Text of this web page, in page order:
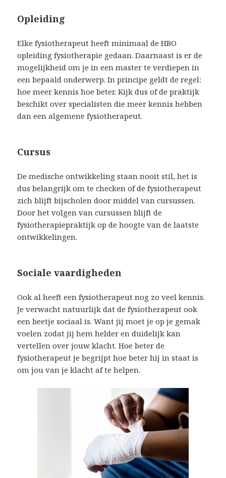
Opleiding
Elke fysiotherapeut heeft minimaal de HBO
opleiding fysiotherapie gedaan. Daarnaast is er de
mogelijkheid om je in een master te verdiepen in
een bepaald onderwerp. In principe geldt de regel:
hoe meer kennis hoe beter. Kijk dus of de praktijk
beschikt over specialisten die meer kennis hebben
dan een algemene fysiotherapeut.
Cursus
De medische ontwikkeling staan nooit stil, het is
dus belangrijk om te checken of de fysiotherapeut
zich blijft bijscholen door middel van cursussen.
Door het volgen van cursussen blijft de
fysiotherapiepraktijk op de hoogte van de laatste
ontwikkelingen.
Sociale vaardigheden
Ook al heeft een fysiotherapeut nog zo veel kennis.
Je verwacht natuurlijk dat de fysiotherapeut ook
een beetje sociaal is. Want jij moet je op je gemak
voelen zodat jij hem helder en duidelijk kan
vertellen over jouw klacht. Hoe beter de
fysiotherapeut je begrijpt hoe beter hij in staat is
om jou van je klacht af te helpen.